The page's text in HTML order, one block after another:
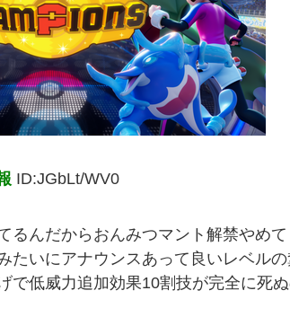
ID:JGbLt/WV0
るんだからおんみつマント解禁やめ
たいにアナウンスあって良いレベル
で低威力追加効果10割技が完全に死